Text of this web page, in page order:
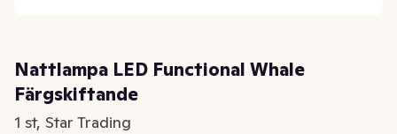
Nattlampa LED Functional Whale
Färgskiftande
1 st, Star Trading